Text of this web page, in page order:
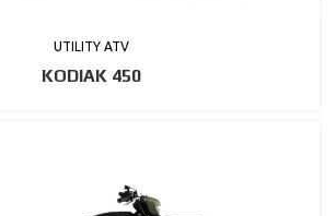
UTILITY ATV
KODIAK 450